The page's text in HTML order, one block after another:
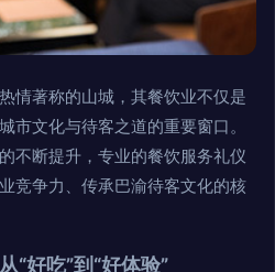
情著称的山城，其餐饮业不仅是
市文化与待客之道的重要窗口。
不断提升，专业的餐饮服务礼仪
竞争力、传承巴渝待客文化的核
“好吃”到“好体验”